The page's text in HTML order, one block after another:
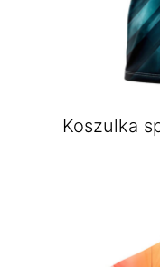
Koszulka